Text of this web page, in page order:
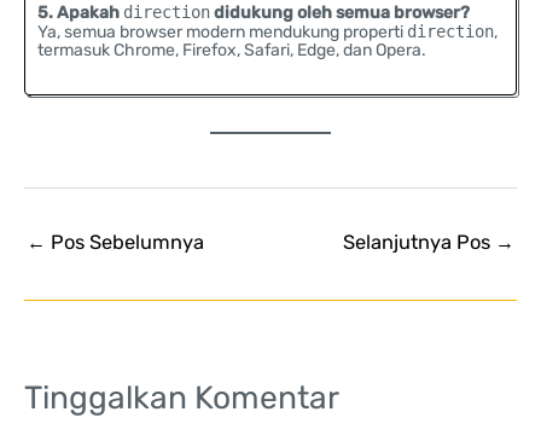
5. Apakah directiondidukung oleh semua browser?
Ya, semua browser modern mendukung properti direction,
termasuk Chrome, Firefox, Safari, Edge, dan Opera.
← Pos Sebelumnya Selanjutnya Pos →
Tinggalkan Komentar